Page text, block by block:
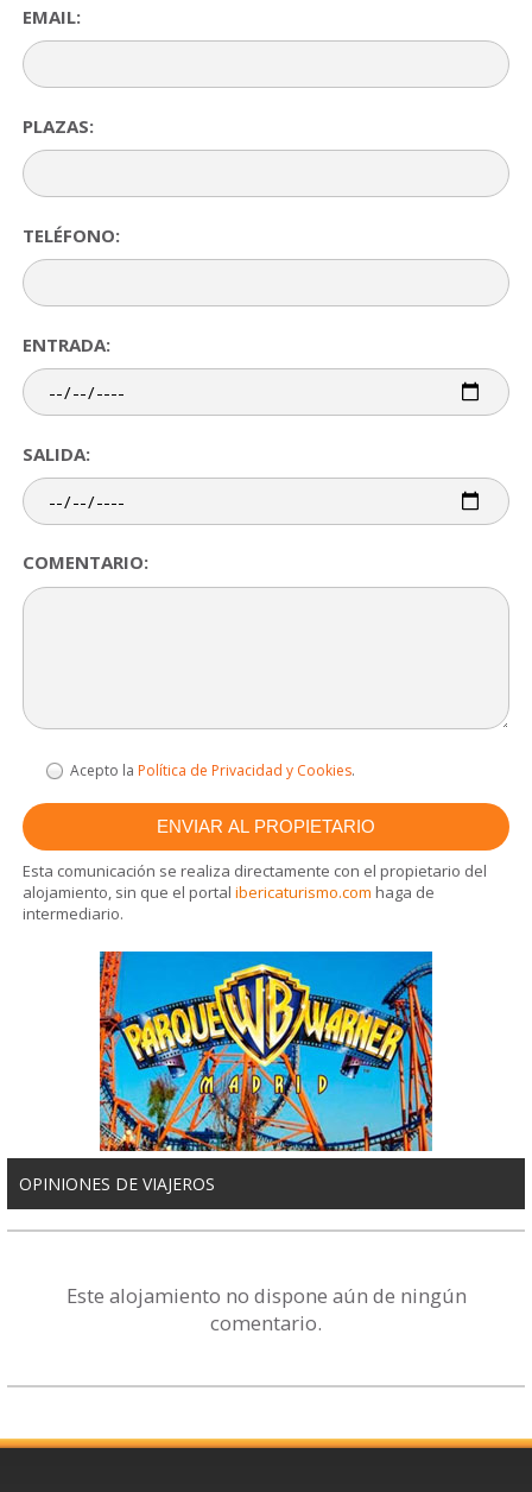
EMAIL:
PLAZAS:
TELÉFONO:
ENTRADA:
SALIDA:
COMENTARIO:
Acepto la Política de Privacidad y Cookies.
Esta comunicación se realiza directamente con el propietario del
alojamiento, sin que el portalibericaturismo.com haga de
intermediario.
OPINIONES DE VIAJEROS
Este alojamiento no dispone aún de ningún
comentario.